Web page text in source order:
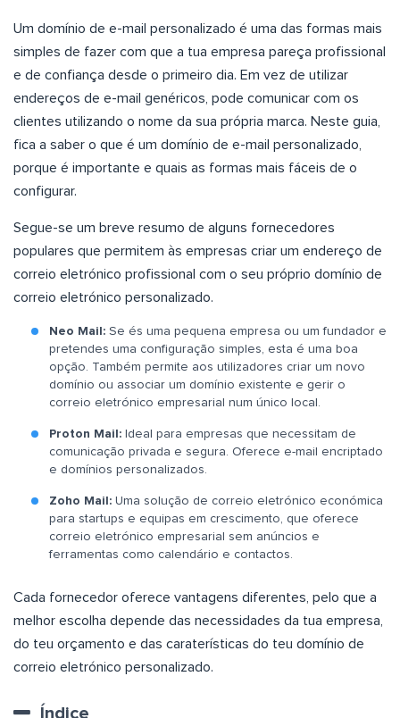
Um domínio de e-mail personalizado é uma das formas mais
simples de fazer com que a tua empresa pareça profissional
e de confiança desde o primeiro dia. Em vez de utilizar
endereços de e-mail genéricos, pode comunicar com os
clientes utilizando o nome da sua própria marca. Neste guia,
fica a saber o que é um domínio de e-mail personalizado,
porque é importante e quais as formas mais fáceis de o
configurar.
Segue-se um breve resumo de alguns fornecedores
populares que permitem às empresas criar um endereço de
correio eletrónico profissional com o seu próprio domínio de
correio eletrónico personalizado.
Neo Mail: Se és uma pequena empresa ou um fundador e
pretendes uma configuração simples, esta é uma boa
opção. Também permite aos utilizadores criar um novo
domínio ou associar um domínio existente e gerir o
correio eletrónico empresarial num único local.
Proton Mail: Ideal para empresas que necessitam de
comunicação privada e segura. Oferece e-mail encriptado
e domínios personalizados.
Zoho Mail: Uma solução de correio eletrónico económica
para startups e equipas em crescimento, que oferece
correio eletrónico empresarial sem anúncios e
ferramentas como calendário e contactos.
Cada fornecedor oferece vantagens diferentes, pelo que a
melhor escolha depende das necessidades da tua empresa,
do teu orçamento e das caraterísticas do teu domínio de
correio eletrónico personalizado.
Índice